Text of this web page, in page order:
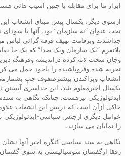
ابزار ما برای مقابله با چنین آسیب هائی
ازسوی دیگر، یکسال پیش مبنای انشعاب
تحت عنوان “نه سازمان” بود. آنها با
جداشدند وبرقامت نهیف فرقه گرائی لباس
پلاتفرم “یک سازمان ویک صدا” که یک جا
وجان سخت لانه کرده دراندیشه وفرهنگ
تجربه شده وفروپاشیده را باخود حمل می
انشعاب وپراکندن بیشترصفوف چپ
یکسال اخیرمعلوم شد، این جداسری آبستن
ایدئولوژیکی نیزهست. چنانکه نگاهی به
حاکی ازآن است که درپس این انشعاب علاوه
عوامل دیگری ازجنس سیاسی-ایدئولوژیکی
را نمایان می سازند.
نگاهی به سند سیاسی کنگره اخیر آنها
رفقا ازگفتمان سوسیالیستی به سوی